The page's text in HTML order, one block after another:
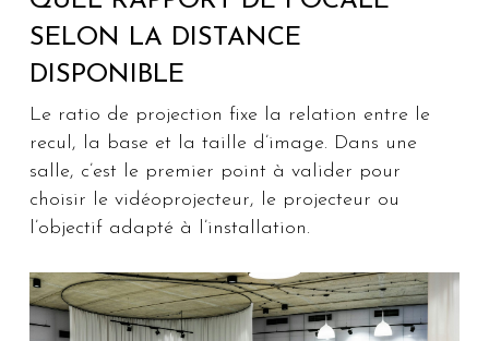
SELON LA DISTANCE
DISPONIBLE
Le ratio de projection fixe la relation entre le
recul, la base et la taille d’image. Dans une
salle, c’est le premier point à valider pour
choisir le vidéoprojecteur, le projecteur ou
l’objectif adapté à l’installation.